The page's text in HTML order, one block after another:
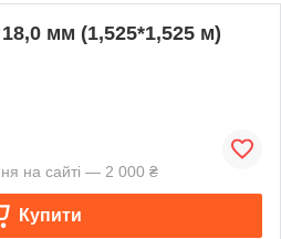
мм (1,525*1,525 м)
на сайті — 2 000 ₴
Купити